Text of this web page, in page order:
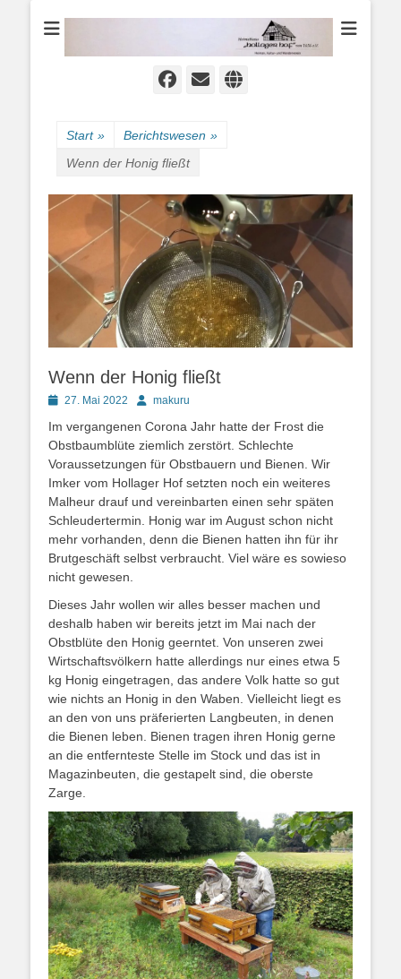
Heimathaus
Hollager Hof v.
Facebook
E-
Website
Start » Berichtswesen »
Wenn der Honig fließt
Wenn der Honig fließt
Posted27. Mai 2022 Autormakuru
Im vergangenen Corona Jahr hatte der Frost die
Obstbaumblüte ziemlich zerstört. Schlechte
Voraussetzungen für Obstbauern und Bienen. Wir
Imker vom Hollager Hof setzten noch ein weiteres
Malheur drauf und vereinbarten einen sehr späten
Schleudertermin. Honig war im August schon nicht
mehr vorhanden, denn die Bienen hatten ihn für ihr
Brutgeschäft selbst verbraucht. Viel wäre es sowieso
nicht gewesen.
Dieses Jahr wollen wir alles besser machen und
deshalb haben wir bereits jetzt im Mai nach der
Obstblüte den Honig geerntet. Von unseren zwei
Wirtschaftsvölkern hatte allerdings nur eines etwa 5
kg Honig eingetragen, das andere Volk hatte so gut
wie nichts an Honig in den Waben. Vielleicht liegt es
an den von uns präferierten Langbeuten, in denen
die Bienen leben. Bienen tragen ihren Honig gerne
an die entfernteste Stelle im Stock und das ist in
Magazinbeuten, die gestapelt sind, die oberste
Zarge.